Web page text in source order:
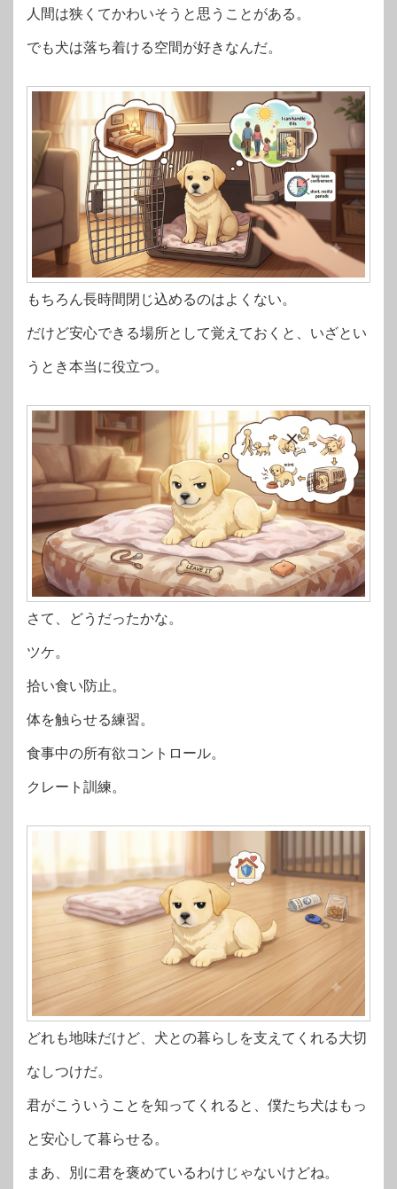
人間は狭くてかわいそうと思うことがある。
でも犬は落ち着ける空間が好きなんだ。
もちろん長時間閉じ込めるのはよくない。
だけど安心できる場所として覚えておくと、いざとい
うとき本当に役立つ。
さて、どうだったかな。
ツケ。
拾い食い防止。
体を触らせる練習。
食事中の所有欲コントロール。
クレート訓練。
どれも地味だけど、犬との暮らしを支えてくれる大切
なしつけだ。
君がこういうことを知ってくれると、僕たち犬はもっ
と安心して暮らせる。
まあ、別に君を褒めているわけじゃないけどね。